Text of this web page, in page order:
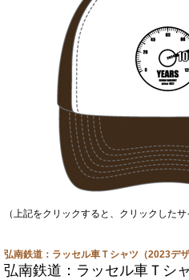
（上記をクリックすると、クリックした
弘南鉄道：ラッセル車Ｔシャツ（2023デザ
弘南鉄道：ラッセル車Ｔシ